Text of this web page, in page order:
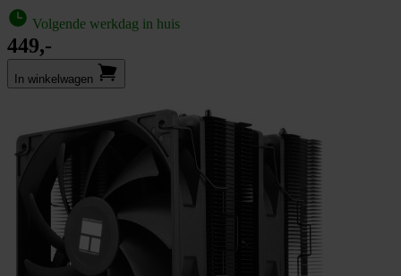
Volgende werkdag in huis
449,-
In winkel­wagen